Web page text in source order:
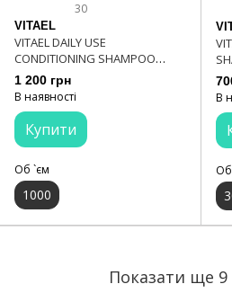
30
VITAEL
VITAEL DAILY USE
CONDITIONING SHAMPOO
Шампунь для щоденного
використання 1000 мл
1 200 грн
В наявності
Купити
Об `єм
1000
В
Показати ще 9